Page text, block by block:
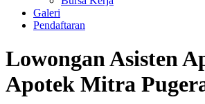
Galeri
Pendaftaran
Lowongan Asisten
Apotek Mitra